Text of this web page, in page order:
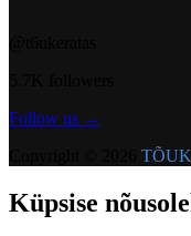
Follow us →
Küpsise